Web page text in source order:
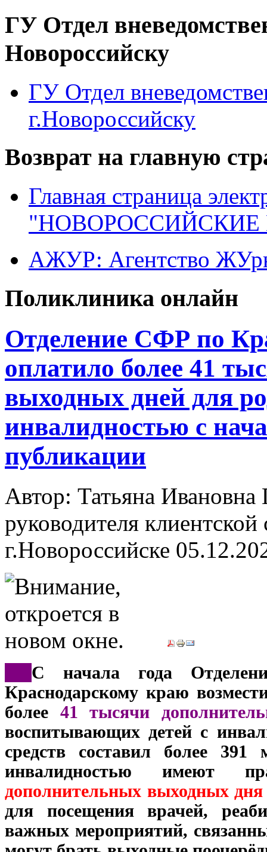
ГУ Отдел
Новороссийску
ГУ Отдел
г.Новороссийску
Возврат на главную
Главная страница
"НОВОРОССИЙСКИЕ
АЖУР: Агентство
Поликлиника онлайн
Отделение СФР по
оплатило более 41
выходных дней для
инвалидностью с
публикации
Автор: Татьяна
руководителя
г.Новороссийске
С начала года
Краснодарскому краю
более 41 тысячи
воспитывающих детей с
средств составил более
инвалидностью имеют
дополнительных выходных дня
для посещения врачей,
важных мероприятий,